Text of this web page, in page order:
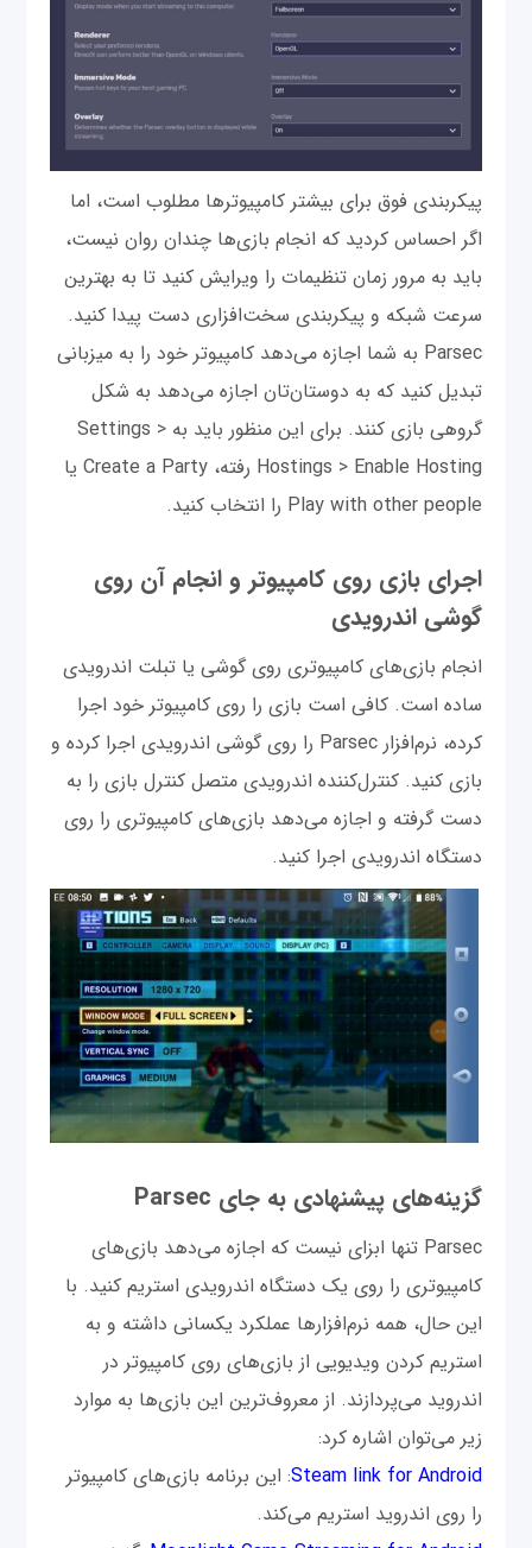
پیکربندی فوق برای بیشتر کامپیوترها مطلوب است، اما
اگر احساس کردید که انجام بازی‌ها چندان روان نیست،
باید به مرور زمان تنظیمات را ویرایش کنید تا به بهترین
سرعت شبکه و پیکربندی سخت‌افزاری دست پیدا کنید.
Parsec به شما اجازه می‌دهد کامپیوتر خود را به میزبانی
تبدیل کنید که به دوستان‌تان اجازه می‌دهد به شکل
گروهی بازی کنند. برای این منظور باید به Settings >
Hostings > Enable Hosting رفته، Create a Party یا
Play with other people را انتخاب کنید.
اجرای بازی روی کامپیوتر و انجام آن روی
گوشی اندرویدی
انجام بازی‌های کامپیوتری روی گوشی یا تبلت اندرویدی
ساده است. کافی است بازی را روی کامپیوتر خود اجرا
کرده، نرم‌افزار Parsec را روی گوشی اندرویدی اجرا کرده و
بازی کنید. کنترل‌کننده اندرویدی متصل کنترل بازی را به
دست گرفته و اجازه می‌دهد بازی‌های کامپیوتری را روی
دستگاه اندرویدی اجرا کنید.
گزینه‌های پیشنهادی به جای Parsec
Parsec تنها ابزای نیست که اجازه می‌دهد بازی‌های
کامپیوتری را روی یک دستگاه اندرویدی استریم کنید. با
این حال، همه نرم‌افزارها عملکرد یکسانی داشته و به
استریم کردن ویدیویی از بازی‌های روی کامپیوتر در
اندروید می‌پردازند. از معروف‌ترین این بازی‌ها به موارد
زیر می‌توان اشاره کرد:
Steam link for Android: این برنامه بازی‌های کامپیوتر
را روی اندروید استریم می‌کند.